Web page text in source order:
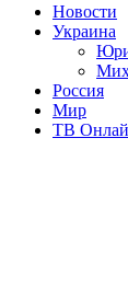
Новости
Украина
Россия
Мир
ТВ